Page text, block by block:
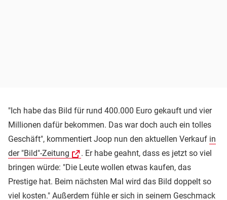
"Ich habe das Bild für rund 400.000 Euro gekauft und vier
Millionen dafür bekommen. Das war doch auch ein tolles
Geschäft", kommentiert Joop nun den aktuellen Verkauf in
der "Bild"-Zeitung
. Er habe geahnt, dass es jetzt so viel
bringen würde: "Die Leute wollen etwas kaufen, das
Prestige hat. Beim nächsten Mal wird das Bild doppelt so
viel kosten." Außerdem fühle er sich in seinem Geschmack